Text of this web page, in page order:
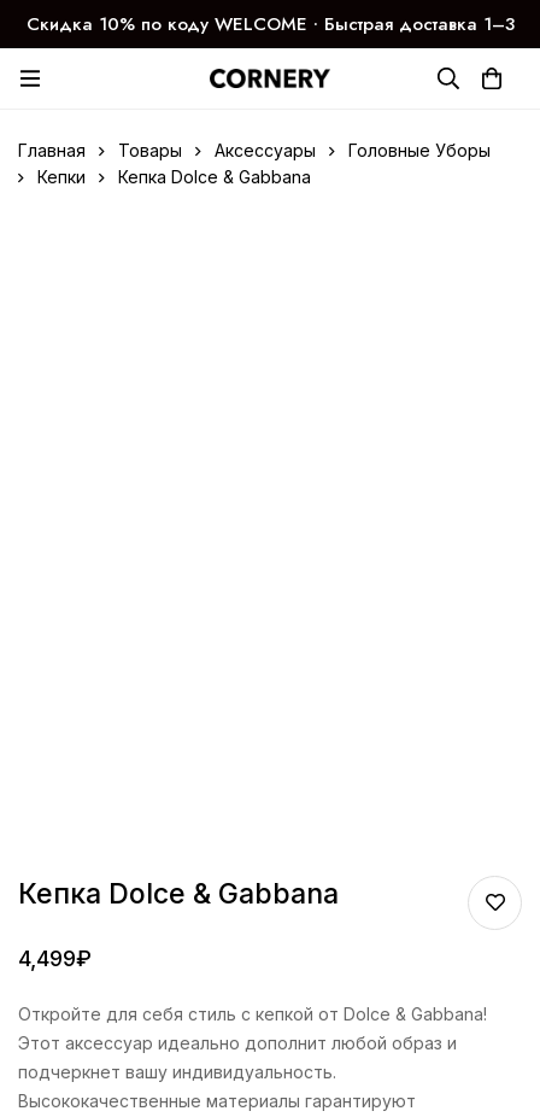
Скидка 10% по коду WELCOME ∙ Быстрая доставка 1–3
дня
Главная Товары Аксессуары
Головные Уборы
Кепки
Кепка Dolce & Gabbana
Кепка Dolce & Gabbana
4,499₽
Откройте для себя стиль с кепкой от Dolce & Gabbana!
Этот аксессуар идеально дополнит любой образ и
подчеркнет вашу индивидуальность.
Высококачественные материалы гарантируют